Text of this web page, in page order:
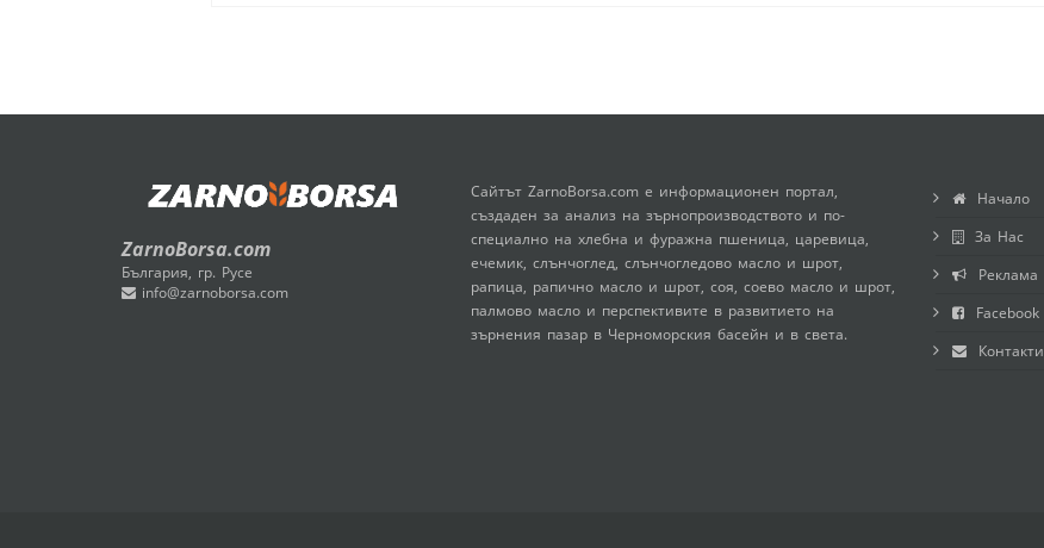
ZarnoBorsa.com
България, гр. Русе
info@zarnoborsa.com
Сайтът ZarnoBorsa.com е информационен портал,
създаден за анализ на зърнопроизводството и по-
специално на хлебна и фуражна пшеница, царевица,
ечемик, слънчоглед, слънчогледово масло и шрот,
рапица, рапично масло и шрот, соя, соево масло и шрот,
палмово масло и перспективите в развитието на
зърнения пазар в Черноморския басейн и в света.
Начало
За Нас
Реклама
Facebook
Контакти